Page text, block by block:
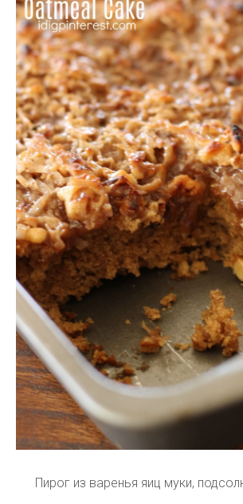
Пирог из варенья яиц муки,